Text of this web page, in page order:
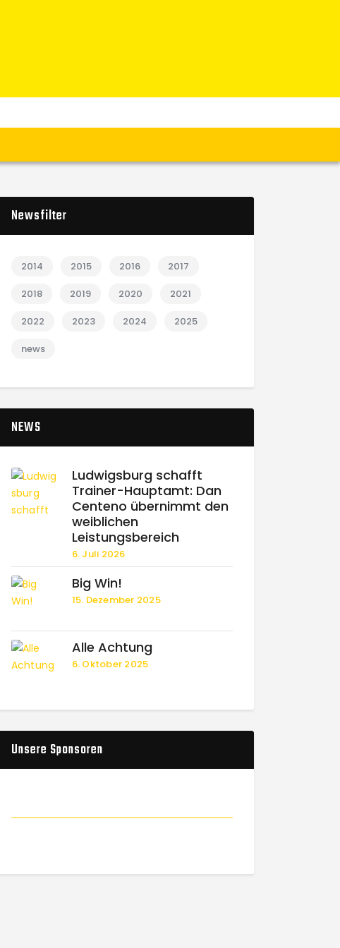
Newsfilter
2014 2015 2016 2017
2018 2019 2020 2021
2022 2023 2024 2025
news
NEWS
Ludwigsburg schafft
Trainer-Hauptamt: Dan
Centeno übernimmt den
weiblichen
Leistungsbereich
6. Juli 2026
Big Win!
15. Dezember 2025
Alle Achtung
6. Oktober 2025
Unsere Sponsoren